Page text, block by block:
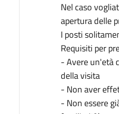
Nel caso
apertura delle
I posti
Requisiti per
- Avere un'età
della visita
- Non aver
- Non essere